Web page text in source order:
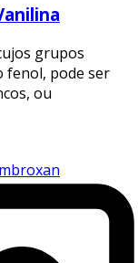
grupos
fenol, pode ser
ou